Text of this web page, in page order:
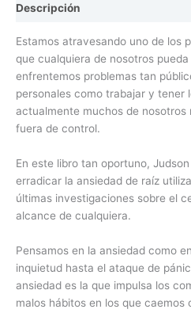
Descripción
Estamos atravesando uno de los
que cualquiera de nosotros
enfrentemos problemas tan
personales como trabajar y tener
actualmente muchos de nosotros
fuera de control.
En este libro tan oportuno,
erradicar la ansiedad de raíz
últimas investigaciones sobre el
alcance de cualquiera.
Pensamos en la ansiedad como
inquietud hasta el ataque de
ansiedad es la que impulsa los
malos hábitos en los que caemos